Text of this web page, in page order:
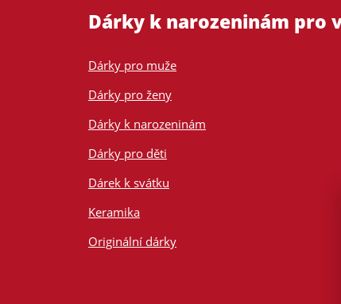
Dárky k narozeninám pro
Dárky pro muže
Dárky pro ženy
Dárky k narozeninám
Dárky pro děti
Dárek k svátku
Keramika
Originální dárky